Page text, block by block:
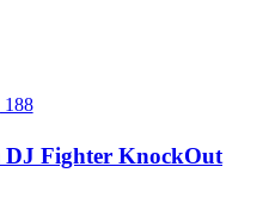
188
Fighter KnockOut